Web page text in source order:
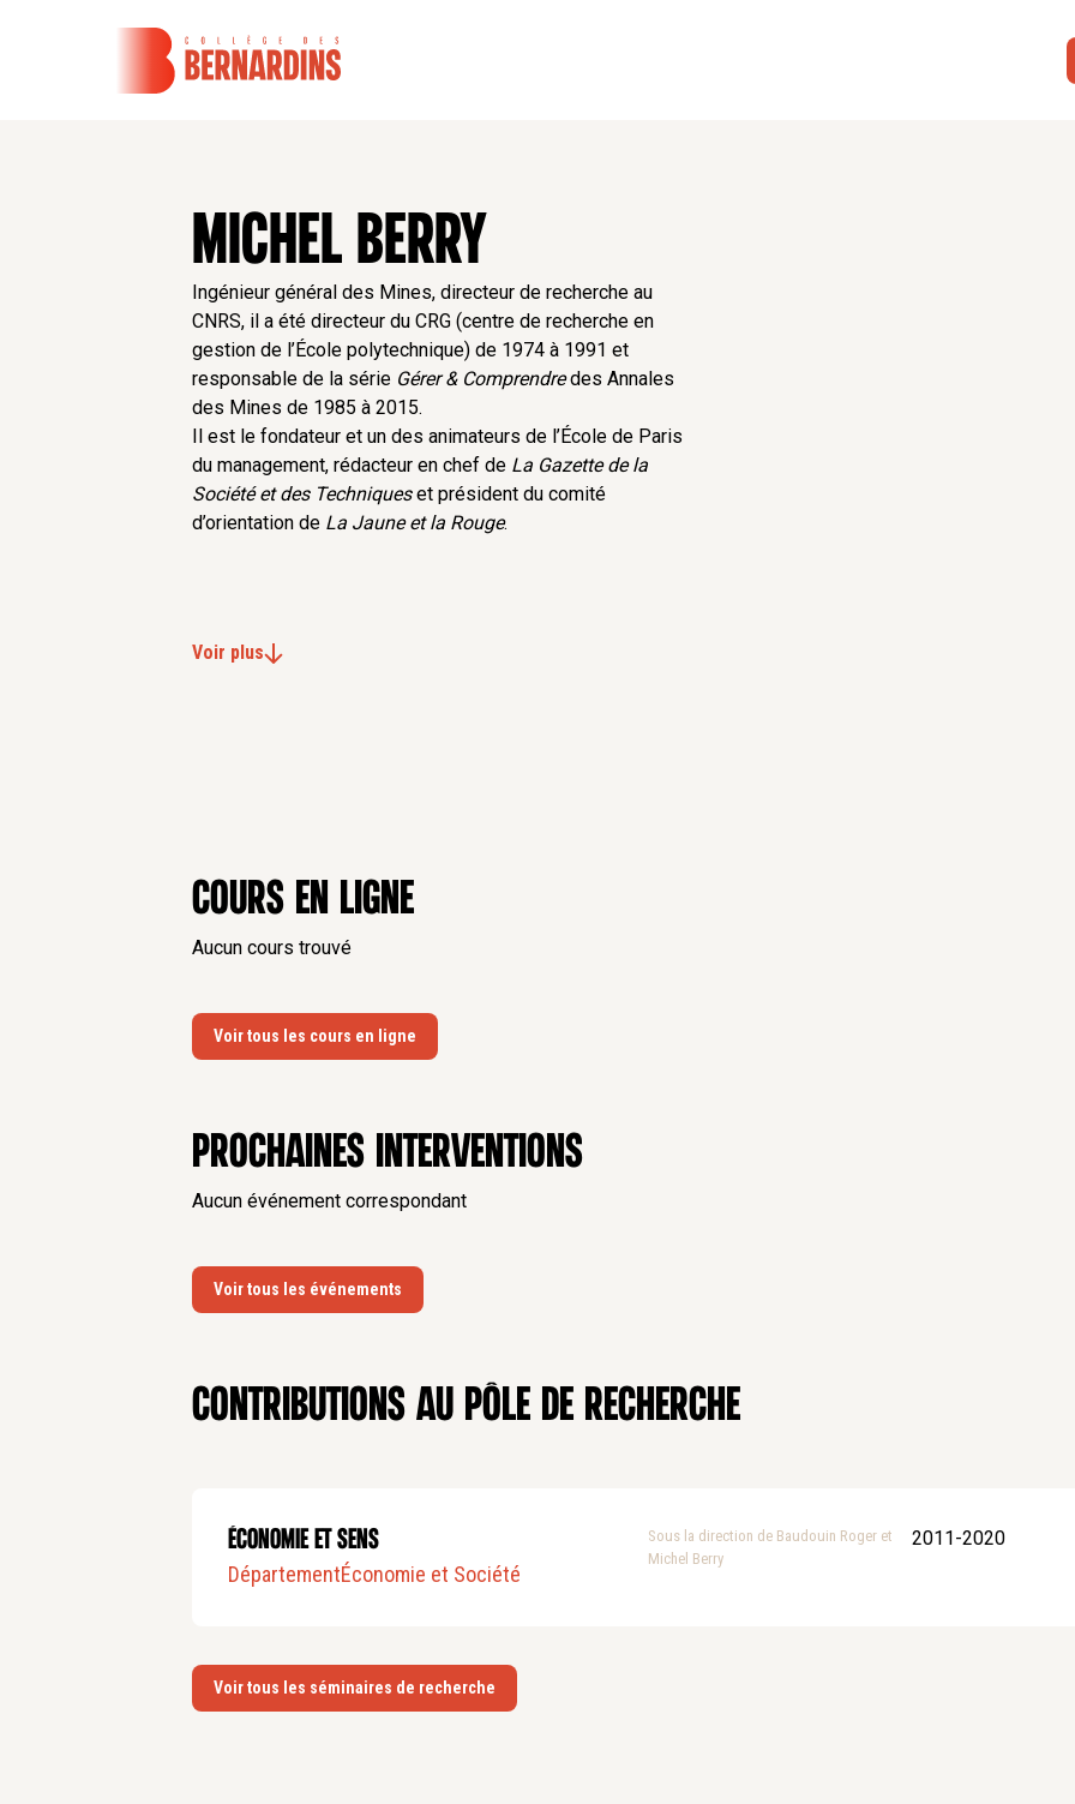
MICHEL BERRY
Ingénieur général des Mines, directeur de recherche au
CNRS, il a été directeur du CRG (centre de recherche en
gestion de l’École polytechnique) de 1974 à 1991 et
responsable de la série Gérer & Comprendredes Annales
des Mines de 1985 à 2015.
Il est le fondateur et un des animateurs de l’École de Paris
du management, rédacteur en chef de La Gazette de la
Société et des Techniqueset président du comité
d’orientation de La Jaune et la Rouge.
Voir plus
Cours en ligne
Aucun cours trouvé
Voir tous les cours en ligne
Prochaines interventions
Aucun événement correspondant
Voir tous les événements
Contributions au pôle de recherche
Économie et sens
DépartementÉconomie et Société
Sous la direction de Baudouin Roger et
Michel Berry
2011-2020
Voir tous les séminaires de recherche